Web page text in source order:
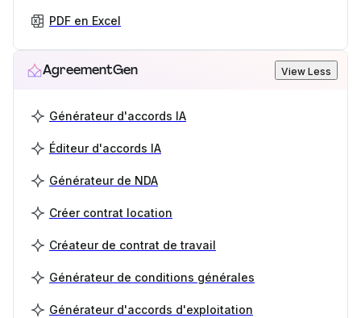
PDF en Excel
AgreementGen View Less
Générateur d'accords IA
Éditeur d'accords IA
Générateur de NDA
Créer contrat location
Créateur de contrat de travail
Générateur de conditions générales
Générateur d'accords d'exploitation